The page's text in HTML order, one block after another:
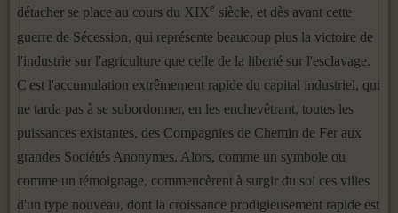
détacher se place au cours du XIXe siècle, et dès avant cette
guerre de Sécession, qui représente beaucoup plus la victoire de
l'industrie sur l'agriculture que celle de la liberté sur l'esclavage.
C'est l'accumulation extrêmement rapide du capital industriel, qui
ne tarda pas à se subordonner, en les enchevêtrant, toutes les
puissances existantes, des Compagnies de Che­min de Fer aux
grandes Sociétés Anonymes. Alors, comme un symbole ou
comme un témoignage, commencèrent à surgir du sol ces villes
d'un type nouveau, dont la croissance prodigieusement rapide est